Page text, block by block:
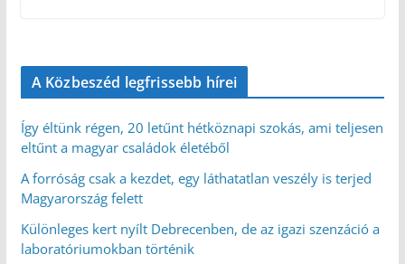
A Közbeszéd legfrissebb hírei
Így éltünk régen, 20 letűnt hétköznapi szokás, ami teljesen
eltűnt a magyar családok életéből
A forróság csak a kezdet, egy láthatatlan veszély is terjed
Magyarország felett
Különleges kert nyílt Debrecenben, de az igazi szenzáció a
laboratóriumokban történik